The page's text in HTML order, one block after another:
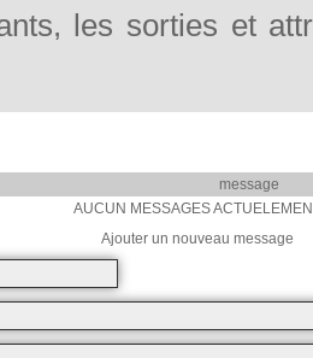
les sorties et
message
AUCUN MESSAGES
Ajouter un nouveau message